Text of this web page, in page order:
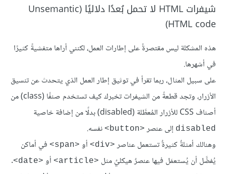
شيفرات HTML لا تحمل بُعدًا دلاليًا (Unsemantic
HTML code)
هذه المشكلة ليس مقتصرةً على إطارات العمل، لكنني أراها متفشيةً كثيرًا
في أشهرها.
على سبيل المثال، ربما تقرأ في توثيق إطار العمل الذي يتحدث عن تنسيق
الأزرار، وتجد قطعةً من الشيفرات تخبرك كيف تستخدم صنفًا (class) من
أصناف CSS للأزرار المُعطَّلة (disabled) بدلًا من إضافة خاصية
disabled إلى عنصر <button>
نفسه.
وهنالك أمثلةٌ كثيرةٌ تستعمل عناصر <div> أو <span>
في أماكن
يُفضَّل أن يُستعمَل فيها عنصرٌ هيكليٌ مثل <article> أو <date>
.